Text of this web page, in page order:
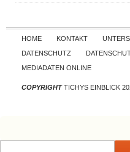
HOME KONTAKT
DATENSCHUTZ
MEDIADATEN ONLINE
COPYRIGHTTICHYS EINBLICK